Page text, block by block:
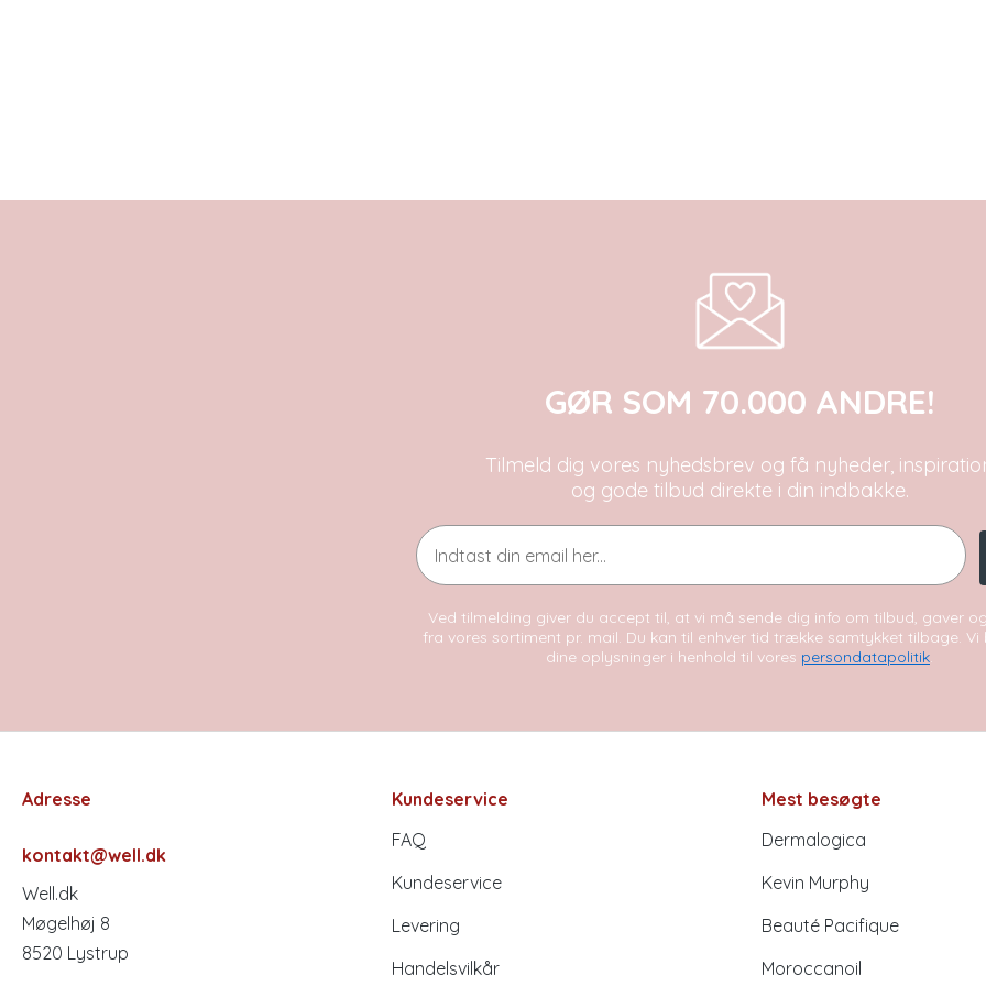
GØR SOM 70.000 ANDRE!
Tilmeld dig vores nyhedsbrev og få nyheder,
og gode tilbud direkte i din indbakke.
Email
Ved tilmelding giver du accept til, at vi må sende dig info om tilbud, gaver
fra vores sortiment pr. mail. Du kan til enhver tid trække samtykket tilbage. Vi
dine oplysninger i henhold til vores persondatapolitik.
Adresse
kontakt@well.dk
Well.dk
Møgelhøj 8
8520 Lystrup
Kundeservice
FAQ
Kundeservice
Levering
Handelsvilkår
Mest besøgte
Dermalogica
Kevin Murphy
Beauté Pacifique
Moroccanoil